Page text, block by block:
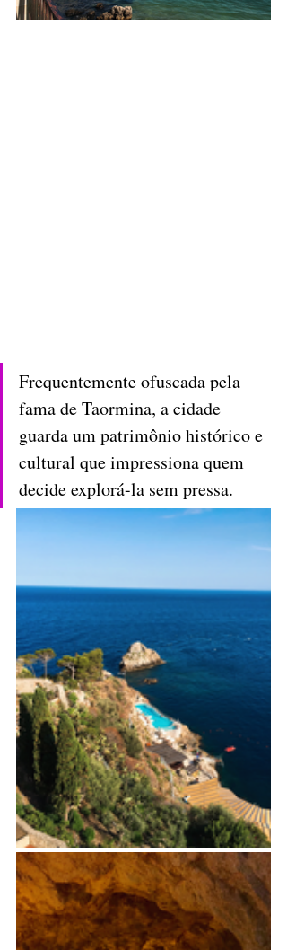
Frequentemente ofuscada pela
fama de Taormina, a cidade
guarda um patrimônio histórico e
cultural que impressiona quem
decide explorá-la sem pressa.